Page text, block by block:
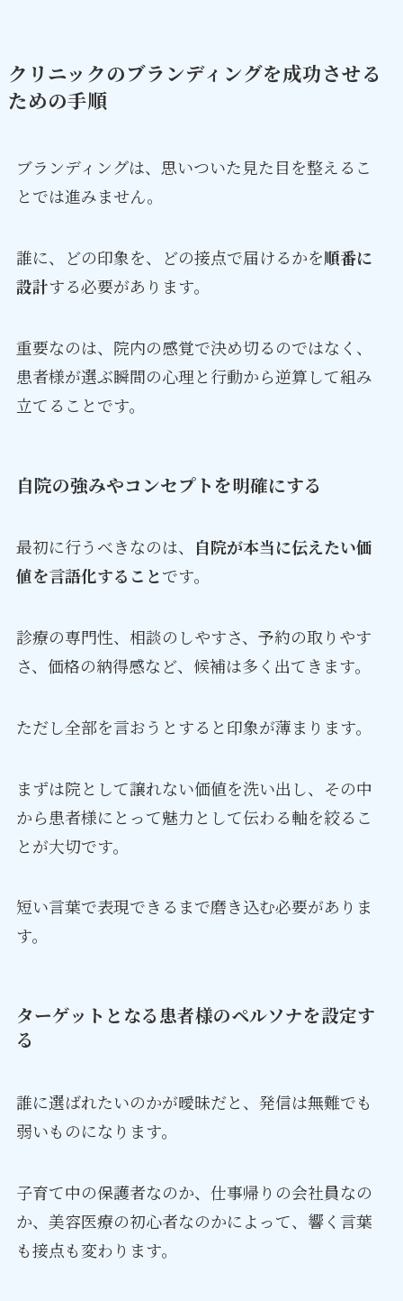
クリニックのブランディングを成功させる
ための手順
ブランディングは、思いついた見た目を整えるこ
とでは進みません。
誰に、どの印象を、どの接点で届けるかを順番に
設計する必要があります。
重要なのは、院内の感覚で決め切るのではなく、
患者様が選ぶ瞬間の心理と行動から逆算して組み
立てることです。
自院の強みやコンセプトを明確にする
最初に行うべきなのは、
自院が本当に伝えたい価
値を言語化することです。
診療の専門性、相談のしやすさ、予約の取りやす
さ、価格の納得感など、候補は多く出てきます。
ただし全部を言おうとすると印象が薄まります。
まずは院として譲れない価値を洗い出し、その中
から患者様にとって魅力として伝わる軸を絞るこ
とが大切です。
短い言葉で表現できるまで磨き込む必要がありま
す。
ターゲットとなる患者様のペルソナを設定す
る
誰に選ばれたいのかが曖昧だと、発信は無難でも
弱いものになります。
子育て中の保護者なのか、仕事帰りの会社員なの
か、美容医療の初心者なのかによって、響く言葉
も接点も変わります。